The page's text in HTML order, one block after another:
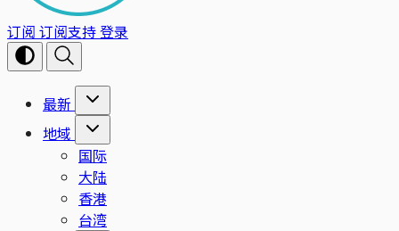
订阅 订阅支持登录
最新
地域
国际
大陆
香港
台湾